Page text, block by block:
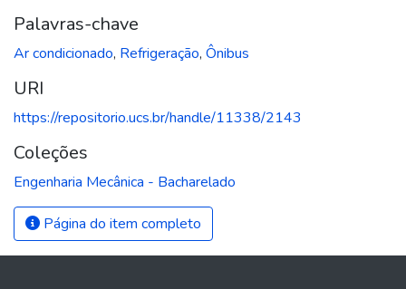
Palavras-chave
Ar condicionado, Refrigeração, Ônibus
URI
https://repositorio.ucs.br/handle/11338/2143
Coleções
Engenharia Mecânica - Bacharelado
Página do item completo